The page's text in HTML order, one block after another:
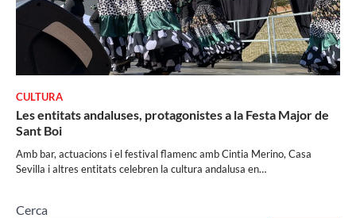
CULTURA
Les entitats andaluses, protagonistes a la Festa Major de
Sant Boi
Amb bar, actuacions i el festival flamenc amb Cintia Merino, Casa
Sevilla i altres entitats celebren la cultura andalusa en…
Cerca